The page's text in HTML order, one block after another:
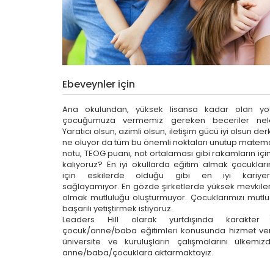
Ebeveynler için
Ana okulundan, yüksek lisansa kadar olan
çocuğumuza vermemiz gereken beceriler
Yaratıcı olsun, azimli olsun, iletişim gücü iyi olsun
ne oluyor da tüm bu önemli noktaları unutup
notu, TEOG puanı, not ortalaması gibi rakamların
kalıyoruz? En iyi okullarda eğitim almak
için eskilerde olduğu gibi en iyi
sağlayamıyor. En gözde şirketlerde yüksek
olmak mutluluğu oluşturmuyor. Çocuklarımızı
başarılı yetiştirmek istiyoruz.
Leaders Hill olarak yurtdışında karakter
çocuk/anne/baba eğitimleri konusunda hizmet
üniversite ve kuruluşların çalışmalarını
anne/baba/çocuklara aktarmaktayız.